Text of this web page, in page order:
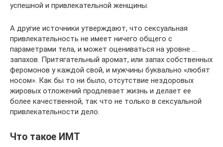
успешной и привлекательной женщины.
А другие источники утверждают, что сексуальная
привлекательность не имеет ничего общего с
параметрами тела, и может оцениваться на уровне …
запахов. Притягательный аромат, или запах собственных
феромонов у каждой свой, и мужчины буквально «любят
носом». Как бы то ни было, отсутствие нездоровых
жировых отложений продлевает жизнь и делает ее
более качественной, так что не только в сексуальной
привлекательности дело.
Что такое ИМТ